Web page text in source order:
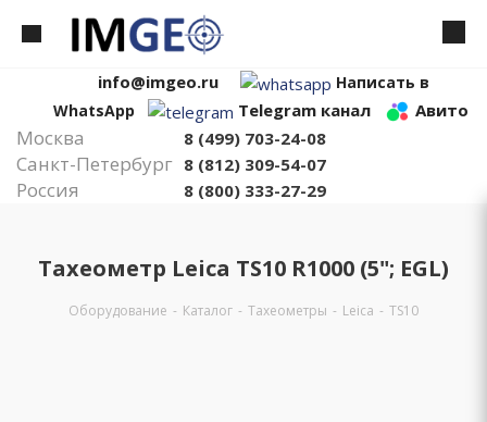
info@imgeo.ru
Написать в
WhatsApp
Telegram канал Авито
Москва 8 (499) 703-24-08
Санкт-Петербург 8 (812) 309-54-07
Россия 8 (800) 333-27-29
Тахеометр Leica TS10 R1000 (5"; EGL)
Оборудование - Каталог - Тахеометры - Leica - TS10